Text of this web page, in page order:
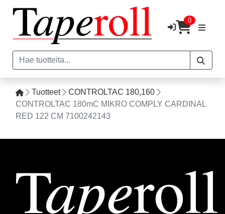
0
Tuotteet
CONTROLTAC 180,160
CONTROLTAC 180mC MIKRO COMPLY CARDINAL
RED 122 CM 7100242143